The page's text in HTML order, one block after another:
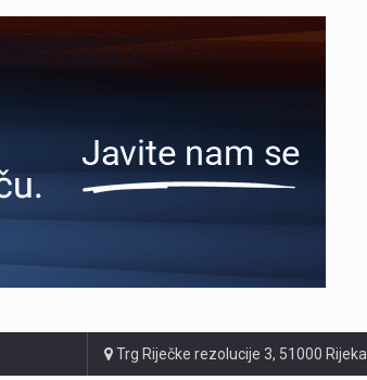
Trg Riječke rezolucije 3, 51000 Rijeka